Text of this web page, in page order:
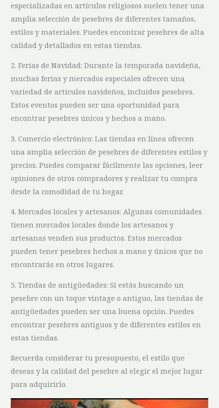
especializadas en artículos religiosos suelen tener una
amplia selección⁢ de pesebres de diferentes tamaños,
estilos y materiales. Puedes encontrar pesebres de alta
calidad y detallados en estas tiendas.
2. Ferias de Navidad: Durante la temporada navideña,
muchas ferias y mercados especiales ofrecen una
variedad de artículos navideños, incluidos pesebres.
Estos eventos pueden ‌ser una ‌oportunidad ​para
encontrar pesebres únicos y ​hechos​ a mano.
3. Comercio electrónico: Las tiendas en línea ‌ofrecen
una amplia selección de pesebres de diferentes estilos y
precios. ⁣Puedes comparar fácilmente las opciones, leer
opiniones de otros compradores y realizar tu compra
desde la comodidad de tu hogar.
4. Mercados‌ locales y artesanos: Algunas comunidades
tienen mercados locales donde⁣ los artesanos y
artesanas venden sus productos. Estos ​mercados
pueden tener pesebres hechos a mano y únicos que ⁤no
encontrarás​ en otros​ lugares.
5. Tiendas de ⁤antigüedades: Si estás buscando⁣ un
pesebre con un toque vintage o antiguo, las tiendas de
antigüedades pueden ser una ⁢buena opción. Puedes
encontrar pesebres antiguos y de diferentes estilos en⁣
estas tiendas.
Recuerda considerar⁢ tu presupuesto, el estilo que
deseas ⁤y la calidad del pesebre al elegir el mejor lugar
para ⁤adquirirlo.